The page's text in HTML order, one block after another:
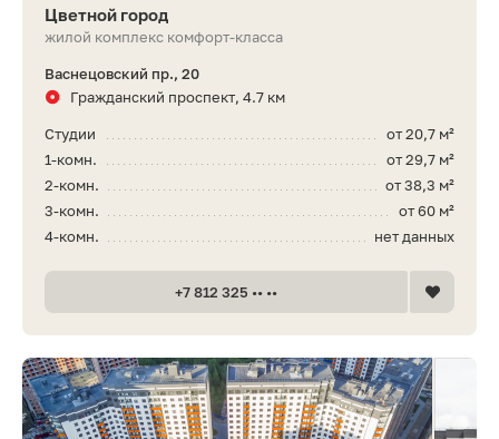
Цветной город
жилой комплекс комфорт-класса
Васнецовский пр., 20
Гражданский проспект, 4.7 км
от 20,7 м²
Студии
от 29,7 м²
1-комн.
от 38,3 м²
2-комн.
от 60 м²
3-комн.
нет данных
4-комн.
+7 812 325 •• ••